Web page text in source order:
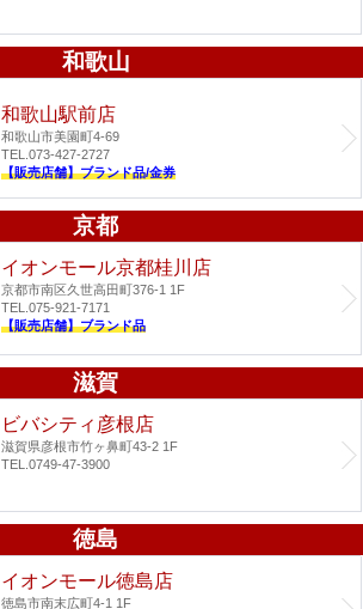
和歌山
和歌山駅前店
和歌山市美園町4-69
TEL.073-427-2727
【販売店舗】ブランド品/金券
京都
イオンモール京都桂川店
京都市南区久世高田町376-1 1F
TEL.075-921-7171
【販売店舗】ブランド品
滋賀
ビバシティ彦根店
滋賀県彦根市竹ヶ鼻町43-2 1F
TEL.0749-47-3900
徳島
イオンモール徳島店
徳島市南末広町4-1 1F